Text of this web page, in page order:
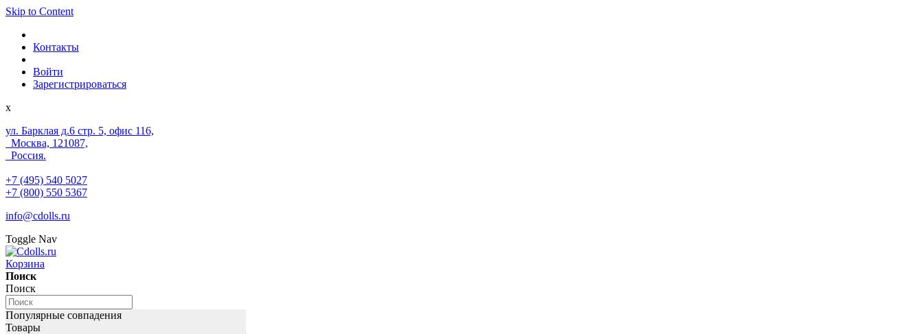
Skip to Content
Контакты
Войти
Зарегистрироваться
x
ул. Барклая д.6 стр. 5, офис 116,
Москва, 121087,
Россия.
+7 (495) 540 5027
+7 (800) 550 5367
info@cdolls.ru
Toggle Nav
Корзина
Поиск
Поиск
Популярные совпадения
Товары